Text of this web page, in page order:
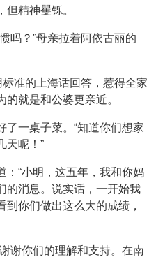
但精神矍铄。
吗？”母亲拉着阿依古丽的
标准的上海话回答，惹得全家
的就是和公婆更亲近。
了一桌子菜。“知道你们想家
天呢！”
：“小明，这五年，我和你妈
的消息。说实话，一开始我
你们做出这么大的成绩，
谢你们的理解和支持。在南